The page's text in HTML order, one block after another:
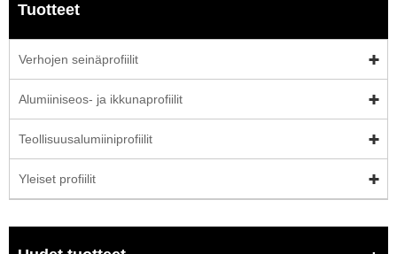
Tuotteet
Verhojen seinäprofiilit
Alumiiniseos- ja ikkunaprofiilit
Teollisuusalumiiniprofiilit
Yleiset profiilit